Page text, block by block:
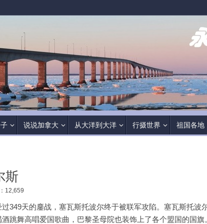
说说加拿大 从大洋到大洋 行摄世界 祖国各地
斯
12,659
349天的鏖战，塞瓦斯托波尔终于被联军攻陷。塞瓦斯托波
跳舞高唱爱国歌曲，巴黎圣母院也装饰上了各个盟国的国旗